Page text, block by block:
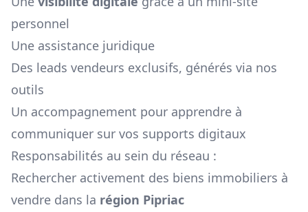
personnel
Une assistance juridique
Des leads vendeurs exclusifs, générés via nos
outils
Un accompagnement pour apprendre à
communiquer sur vos supports digitaux
Responsabilités au sein du réseau :
Rechercher activement des biens immobiliers à
vendre dans la région Pipriac